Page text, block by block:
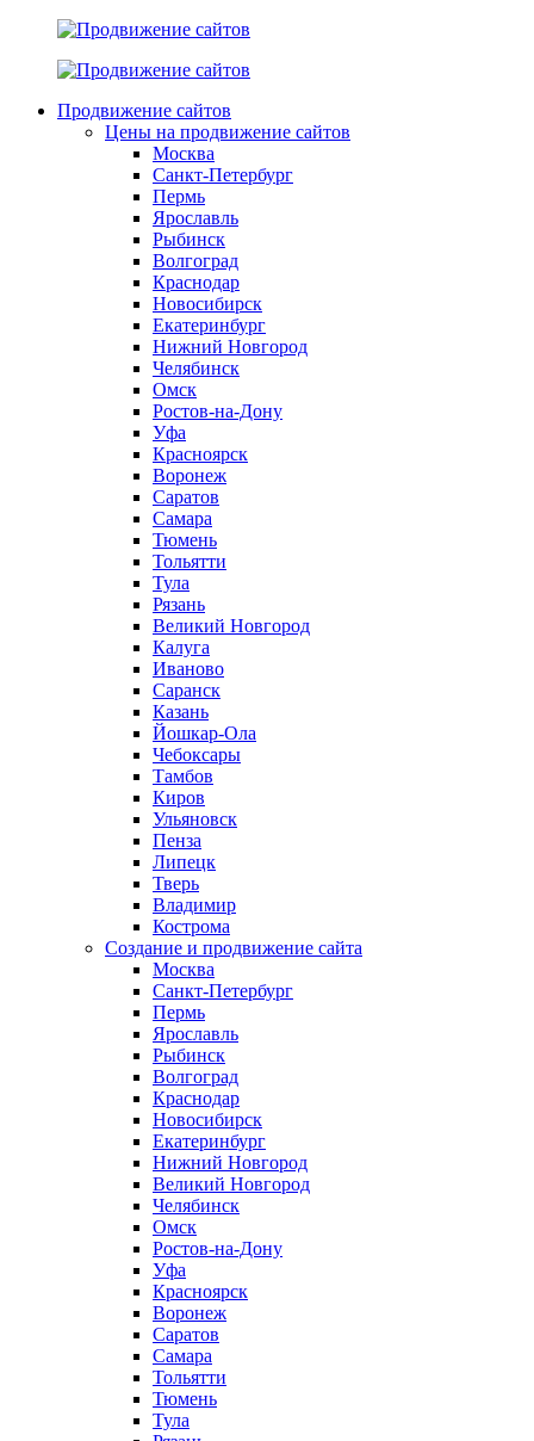
Продвижение сайтов
Цены на продвижение сайтов
Москва
Санкт-Петербург
Пермь
Ярославль
Рыбинск
Волгоград
Краснодар
Новосибирск
Екатеринбург
Нижний Новгород
Челябинск
Омск
Ростов-на-Дону
Уфа
Красноярск
Воронеж
Саратов
Самара
Тюмень
Тольятти
Тула
Рязань
Великий Новгород
Калуга
Иваново
Саранск
Казань
Йошкар-Ола
Чебоксары
Тамбов
Киров
Ульяновск
Пенза
Липецк
Тверь
Владимир
Кострома
Создание и продвижение сайта
Москва
Санкт-Петербург
Пермь
Ярославль
Рыбинск
Волгоград
Краснодар
Новосибирск
Екатеринбург
Нижний Новгород
Великий Новгород
Челябинск
Омск
Ростов-на-Дону
Уфа
Красноярск
Воронеж
Саратов
Самара
Тольятти
Тюмень
Тула